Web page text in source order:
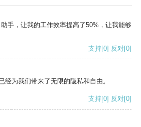
手，让我的工作效率提高了50%，让我能够
支持[0] 反对[0]
经为我们带来了无限的隐私和自由。
支持[0] 反对[0]